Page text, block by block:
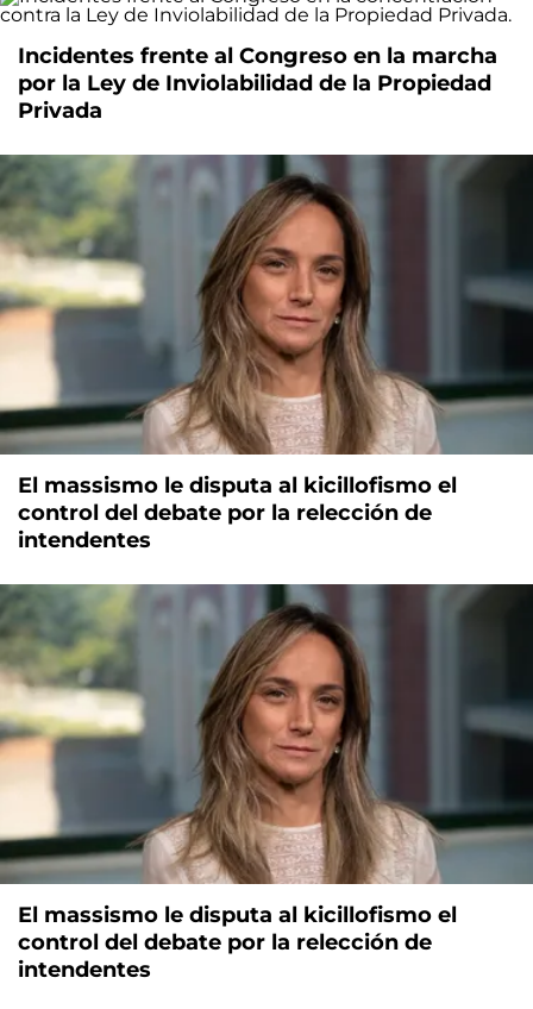
Incidentes frente al Congreso en la marcha
por la Ley de Inviolabilidad de la Propiedad
Privada
El massismo le disputa al kicillofismo el
control del debate por la relección de
intendentes
El massismo le disputa al kicillofismo el
control del debate por la relección de
intendentes